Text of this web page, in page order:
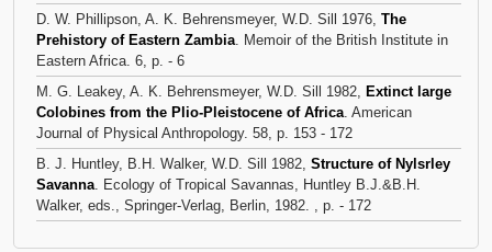
D. W. Phillipson, A. K. Behrensmeyer, W.D. Sill 1976, The
Prehistory of Eastern Zambia. Memoir of the British Institute in
Eastern Africa. 6, p. - 6
M. G. Leakey, A. K. Behrensmeyer, W.D. Sill 1982, Extinct large
Colobines from the Plio-Pleistocene of Africa. American
Journal of Physical Anthropology. 58, p. 153 - 172
B. J. Huntley, B.H. Walker, W.D. Sill 1982, Structure of Nylsrley
Savanna. Ecology of Tropical Savannas, Huntley B.J.&B.H.
Walker, eds., Springer-Verlag, Berlin, 1982. , p. - 172